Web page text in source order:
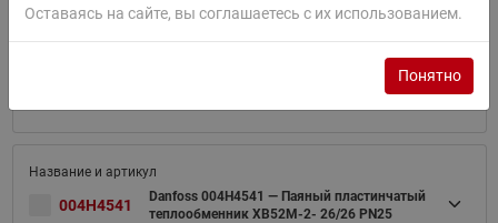
Danfoss 004H4540 — Паяный пластинчатый
теплообменник XB52M-2- 20/20 PN25
004H4541
Danfoss 004H4541 — Паяный пластинчатый
теплообменник XB52M-2- 26/26 PN25
Оставаясь на сайте, вы соглашаетесь с их использованием.
Понятно